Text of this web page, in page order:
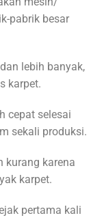
pabrik besar
lebih banyak,
karpet.
cepat selesai
sekali produksi.
kurang karena
karpet.
pertama kali